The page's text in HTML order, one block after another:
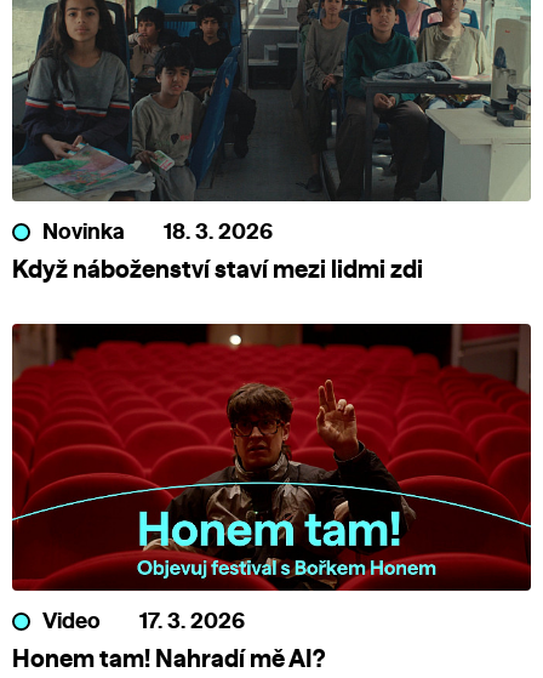
Novinka 18. 3. 2026
Když náboženství staví mezi lidmi zdi
Video 17. 3. 2026
Honem tam! Nahradí mě AI?